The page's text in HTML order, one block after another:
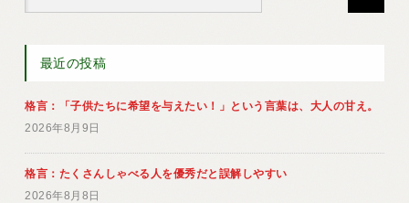
最近の投稿
格言：「子供たちに希望を与えたい！」という言葉は、大人の甘え。
2026年8月9日
格言：たくさんしゃべる人を優秀だと誤解しやすい
2026年8月8日